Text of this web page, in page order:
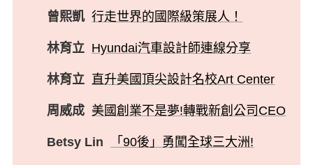
曾熙凱 行走世界的國際級策展人！
林育立 Hyundai汽車設計師連線分享
林育立 直升美國頂尖設計名校Art Center
周威成 美國創業不是夢!轉戰新創公司CEO
Betsy Lin 「90後」勇闖全球三大洲!